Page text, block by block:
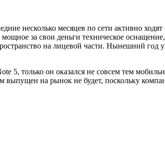
несколько месяцев по сети активно
за свои деньги техническое
на лицевой части. Нынешний
5, только он оказался не совсем тем
на рынок не будет, поскольку